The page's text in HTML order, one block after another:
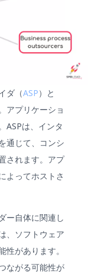
ダ（ASP）と
アプリケーショ
ASPは、インタ
通じて、コンシ
されます。アプ
よってホストさ
ー自体に関連し
、ソフトウェア
があります。
ながる可能性が